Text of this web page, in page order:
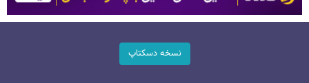
نسخه دسکتاپ